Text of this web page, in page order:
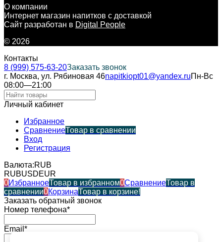
О компании
Интернет магазин напитков с доставкой
Сайт разработан в Digital People
© 2026
Контакты
8 (999) 575-63-20Заказать звонок
г. Москва, ул. Рябиновая 46napitkiopt01@yandex.ruПн-Вс
08:00—21:00
Личный кабинет
Избранное
СравнениеТовар в сравнении
Вход
Регистрация
Валюта:RUB
RUBUSDEUR
0ИзбранноеТовар в избранном0СравнениеТовар в
сравнении0КорзинаТовар в корзине!
Заказать обратный звонок
Номер телефона*
Email*